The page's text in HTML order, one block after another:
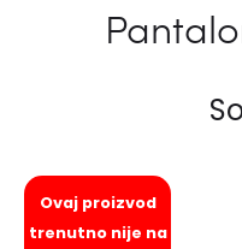
Ovaj proizvod
trenutno nije na